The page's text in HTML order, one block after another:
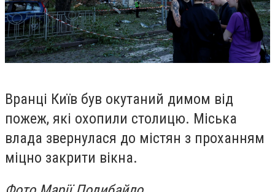
Вранці Київ був окутаний димом від
пожеж, які охопили столицю. Міська
влада звернулася до містян з проханням
міцно закрити вікна.